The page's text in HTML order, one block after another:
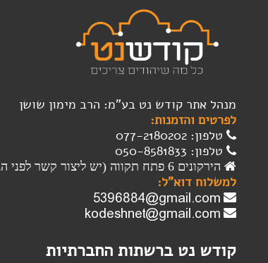
מנהל אתר קודש נט בע"מ: הרב מימון שושן
לפרטים והזמנות:
טלפון: 077-2180202
טלפון: 050-8581833
הירקונים 6 פתח תקווה (יש ליצור קשר לפני הגעה)
למשלוח דוא"ל:
קודש נט ברשתות החברתיות